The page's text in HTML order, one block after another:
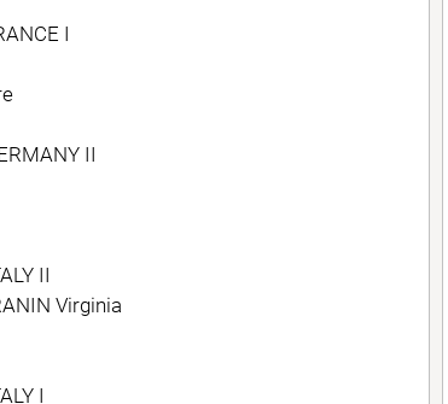
I
II
II
Virginia
I